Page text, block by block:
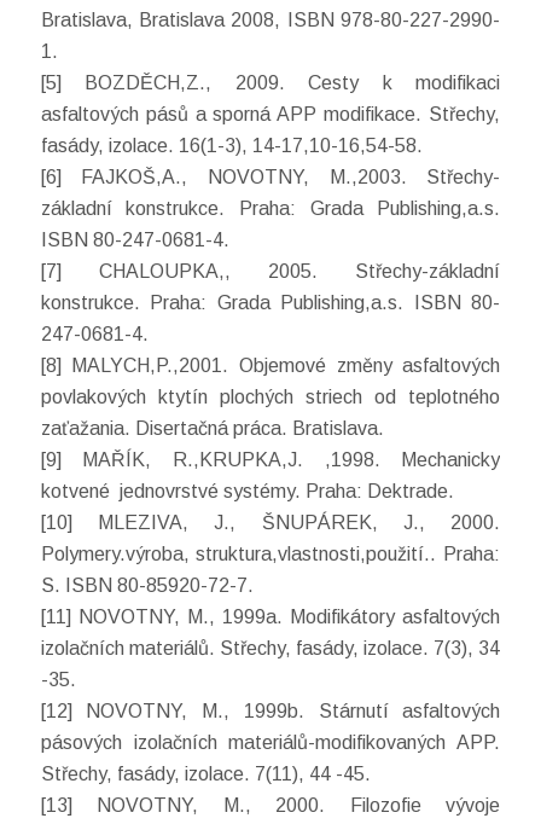
Bratislava, Bratislava 2008, ISBN 978-80-227-2990-
1.
[5] BOZDĚCH,Z., 2009. Cesty k modifikaci
asfaltových pásů a sporná APP modifikace. Střechy,
fasády, izolace. 16(1-3), 14-17,10-16,54-58.
[6] FAJKOŠ,A., NOVOTNY, M.,2003. Střechy-
základní konstrukce. Praha: Grada Publishing,a.s.
ISBN 80-247-0681-4.
[7] CHALOUPKA,, 2005. Střechy-základní
konstrukce. Praha: Grada Publishing,a.s. ISBN 80-
247-0681-4.
[8] MALYCH,P.,2001. Objemové změny asfaltových
povlakových ktytín plochých striech od teplotného
zaťažania. Disertačná práca. Bratislava.
[9] MAŘÍK, R.,KRUPKA,J. ,1998. Mechanicky
kotvené jednovrstvé systémy. Praha: Dektrade.
[10] MLEZIVA, J., ŠNUPÁREK, J., 2000.
Polymery.výroba, struktura,vlastnosti,použití.. Praha:
S. ISBN 80-85920-72-7.
[11] NOVOTNY, M., 1999a. Modifikátory asfaltových
izolačních materiálů. Střechy, fasády, izolace. 7(3), 34
-35.
[12] NOVOTNY, M., 1999b. Stárnutí asfaltových
pásových izolačních materiálů-modifikovaných APP.
Střechy, fasády, izolace. 7(11), 44 -45.
[13] NOVOTNY, M., 2000. Filozofie vývoje